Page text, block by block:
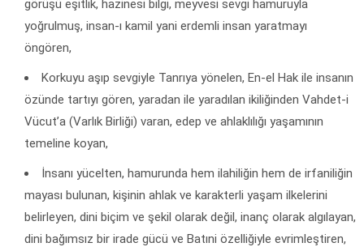
görüşü eşitlik, hazinesi bilgi, meyvesi sevgi hamuruyla
yoğrulmuş, insan-ı kamil yani erdemli insan yaratmayı
öngören,
Korkuyu aşıp sevgiyle Tanrıya yönelen, En-el Hak ile insanın
özünde tartıyı gören, yaradan ile yaradılan ikiliğinden Vahdet-i
Vücut’a (Varlık Birliği) varan, edep ve ahlaklılığı yaşamının
temeline koyan,
İnsanı yücelten, hamurunda hem ilahiliğin hem de irfaniliğin
mayası bulunan, kişinin ahlak ve karakterli yaşam ilkelerini
belirleyen, dini biçim ve şekil olarak değil, inanç olarak algılayan,
dini bağımsız bir irade gücü ve Batıni özelliğiyle evrimleştiren,